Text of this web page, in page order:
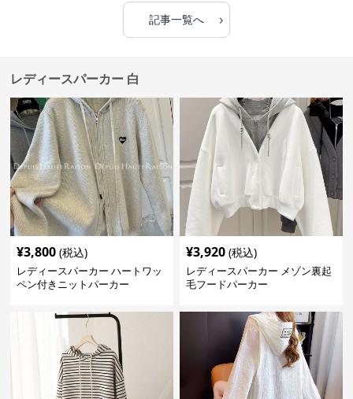
記事一覧へ ›
レディースパーカー 白
¥3,800 (税込)
レディースパーカー ハートワッ
ペン付きニットパーカー
¥3,920 (税込)
レディースパーカー メゾン裏起
毛フードパーカー